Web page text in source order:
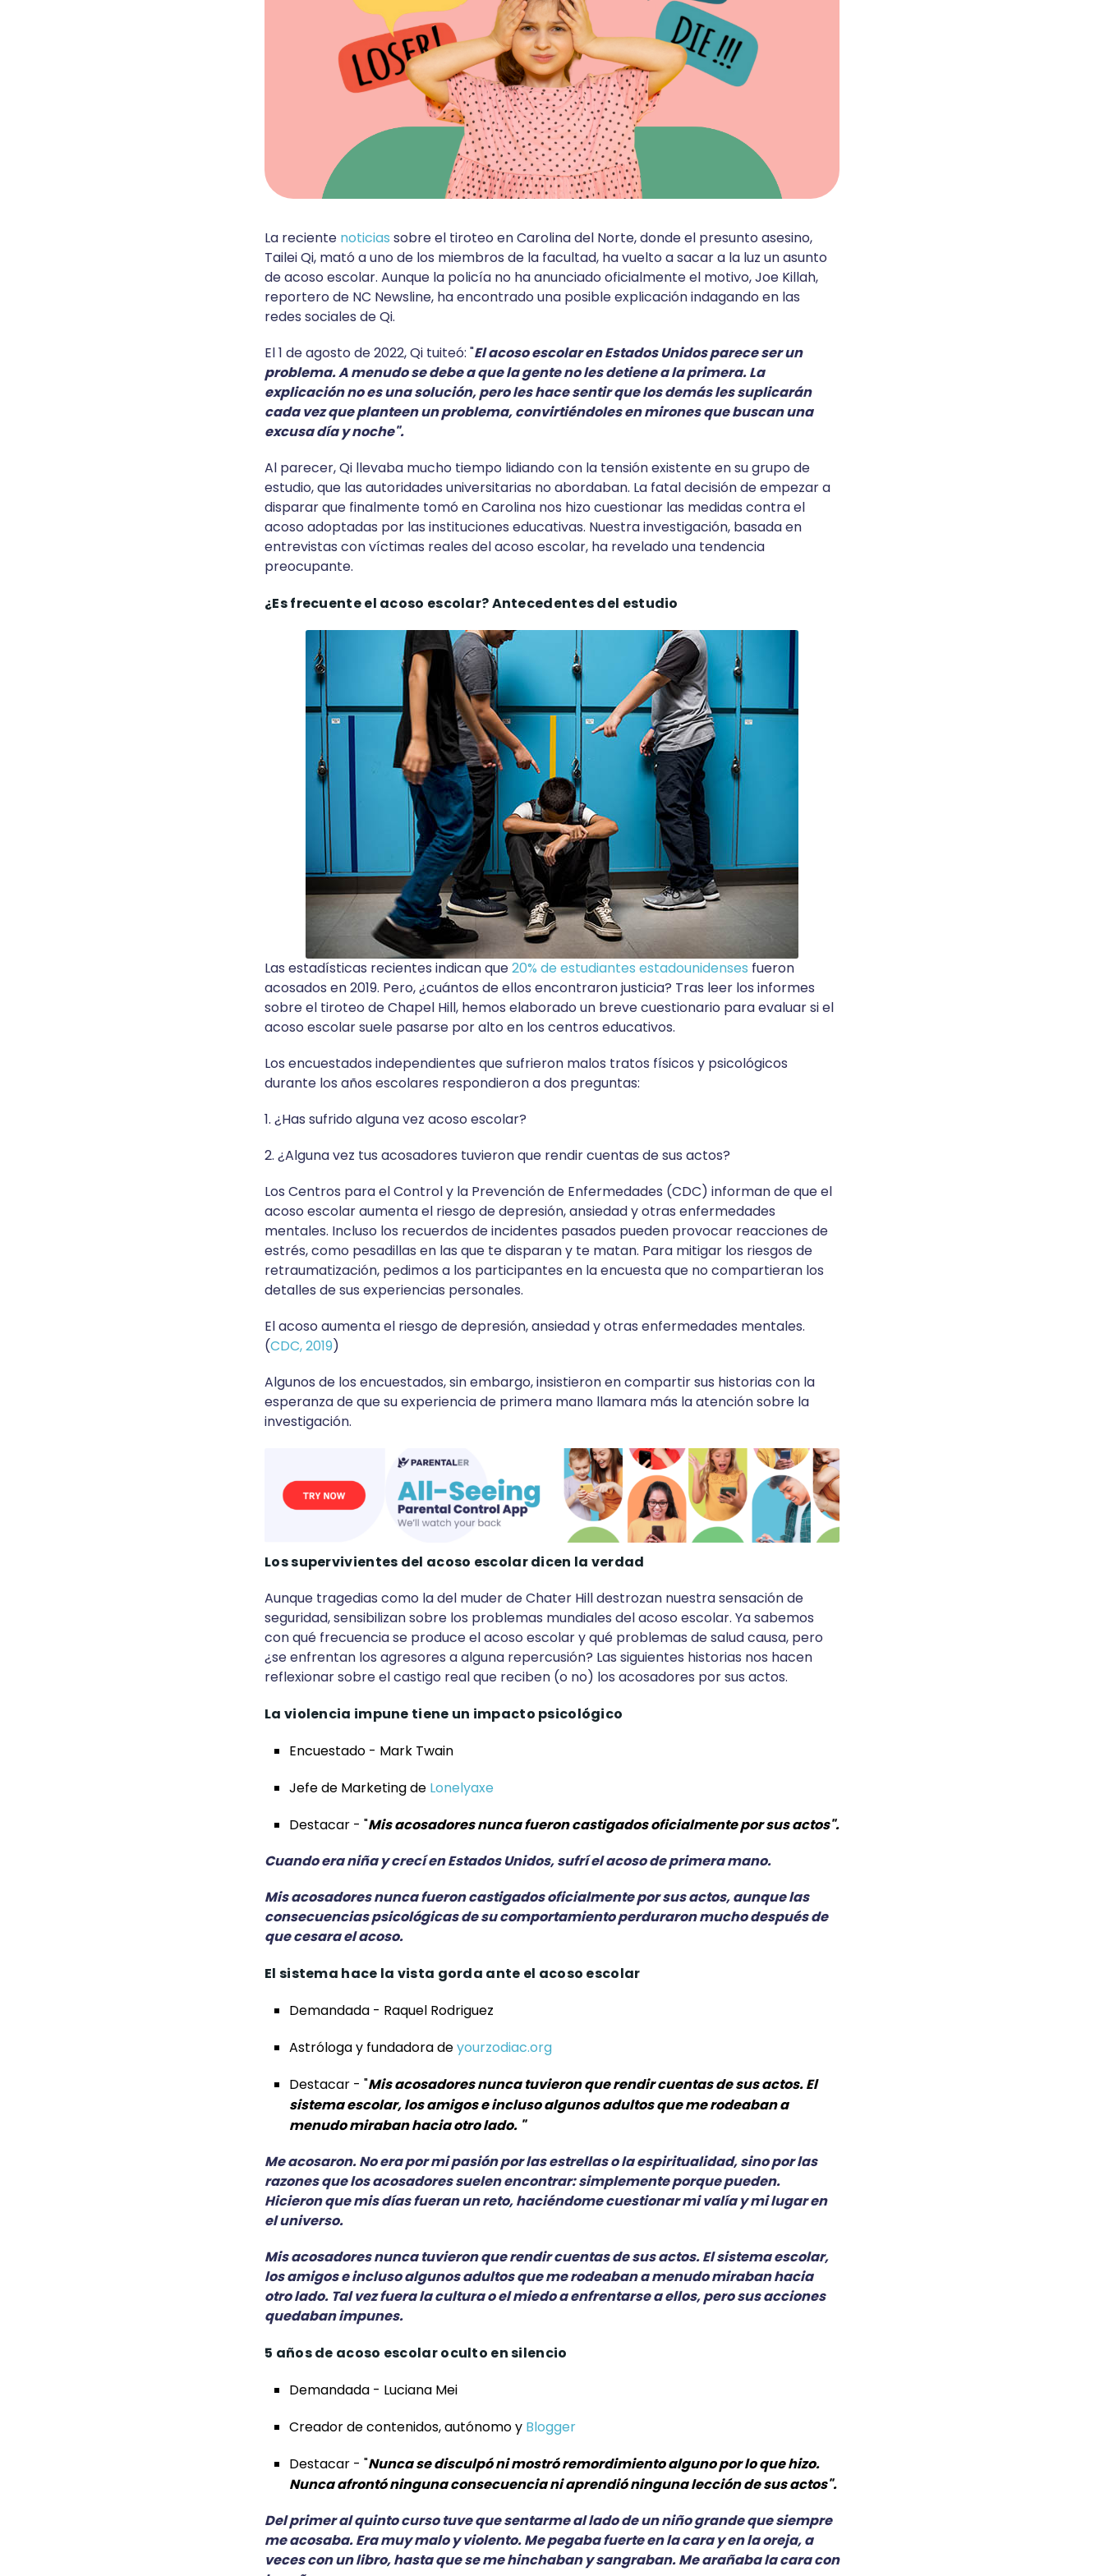
La reciente noticias sobre el tiroteo en Carolina del Norte, donde el presunto asesino,
Tailei Qi, mató a uno de los miembros de la facultad, ha vuelto a sacar a la luz un asunto
de acoso escolar. Aunque la policía no ha anunciado oficialmente el motivo, Joe Killah,
reportero de NC Newsline, ha encontrado una posible explicación indagando en las
redes sociales de Qi.
El 1 de agosto de 2022, Qi tuiteó: "El acoso escolar en Estados Unidos parece ser un
problema. A menudo se debe a que la gente no les detiene a la primera. La
explicación no es una solución, pero les hace sentir que los demás les suplicarán
cada vez que planteen un problema, convirtiéndoles en mirones que buscan una
excusa día y noche".
Al parecer, Qi llevaba mucho tiempo lidiando con la tensión existente en su grupo de
estudio, que las autoridades universitarias no abordaban. La fatal decisión de empezar a
disparar que finalmente tomó en Carolina nos hizo cuestionar las medidas contra el
acoso adoptadas por las instituciones educativas. Nuestra investigación, basada en
entrevistas con víctimas reales del acoso escolar, ha revelado una tendencia
preocupante.
¿Es frecuente el acoso escolar? Antecedentes del estudio
Las estadísticas recientes indican que20% de estudiantes estadounidenses fueron
acosados en 2019. Pero, ¿cuántos de ellos encontraron justicia? Tras leer los informes
sobre el tiroteo de Chapel Hill, hemos elaborado un breve cuestionario para evaluar si el
acoso escolar suele pasarse por alto en los centros educativos.
Los encuestados independientes que sufrieron malos tratos físicos y psicológicos
durante los años escolares respondieron a dos preguntas:
1. ¿Has sufrido alguna vez acoso escolar?
2. ¿Alguna vez tus acosadores tuvieron que rendir cuentas de sus actos?
Los Centros para el Control y la Prevención de Enfermedades (CDC) informan de que el
acoso escolar aumenta el riesgo de depresión, ansiedad y otras enfermedades
mentales. Incluso los recuerdos de incidentes pasados pueden provocar reacciones de
estrés, como pesadillas en las que te disparan y te matan. Para mitigar los riesgos de
retraumatización, pedimos a los participantes en la encuesta que no compartieran los
detalles de sus experiencias personales.
El acoso aumenta el riesgo de depresión, ansiedad y otras enfermedades mentales.
(CDC, 2019)
Algunos de los encuestados, sin embargo, insistieron en compartir sus historias con la
esperanza de que su experiencia de primera mano llamara más la atención sobre la
investigación.
Los supervivientes del acoso escolar dicen la verdad
Aunque tragedias como la del muder de Chater Hill destrozan nuestra sensación de
seguridad, sensibilizan sobre los problemas mundiales del acoso escolar. Ya sabemos
con qué frecuencia se produce el acoso escolar y qué problemas de salud causa, pero
¿se enfrentan los agresores a alguna repercusión? Las siguientes historias nos hacen
reflexionar sobre el castigo real que reciben (o no) los acosadores por sus actos.
La violencia impune tiene un impacto psicológico
Encuestado - Mark Twain
Jefe de Marketing de Lonelyaxe
Destacar - "Mis acosadores nunca fueron castigados oficialmente por sus actos".
Cuando era niña y crecí en Estados Unidos, sufrí el acoso de primera mano.
Mis acosadores nunca fueron castigados oficialmente por sus actos, aunque las
consecuencias psicológicas de su comportamiento perduraron mucho después de
que cesara el acoso.
El sistema hace la vista gorda ante el acoso escolar
Demandada - Raquel Rodriguez
Astróloga y fundadora deyourzodiac.org
Destacar - "Mis acosadores nunca tuvieron que rendir cuentas de sus actos. El
sistema escolar, los amigos e incluso algunos adultos que me rodeaban a
menudo miraban hacia otro lado. "
Me acosaron. No era por mi pasión por las estrellas o la espiritualidad, sino por las
razones que los acosadores suelen encontrar: simplemente porque pueden.
Hicieron que mis días fueran un reto, haciéndome cuestionar mi valía y mi lugar en
el universo.
Mis acosadores nunca tuvieron que rendir cuentas de sus actos. El sistema escolar,
los amigos e incluso algunos adultos que me rodeaban a menudo miraban hacia
otro lado. Tal vez fuera la cultura o el miedo a enfrentarse a ellos, pero sus acciones
quedaban impunes.
5 años de acoso escolar oculto en silencio
Demandada - Luciana Mei
Creador de contenidos, autónomo y Blogger
Destacar - "Nunca se disculpó ni mostró remordimiento alguno por lo que hizo.
Nunca afrontó ninguna consecuencia ni aprendió ninguna lección de sus actos".
Del primer al quinto curso tuve que sentarme al lado de un niño grande que siempre
me acosaba. Era muy malo y violento. Me pegaba fuerte en la cara y en la oreja, a
veces con un libro, hasta que se me hinchaban y sangraban. Me arañaba la cara con